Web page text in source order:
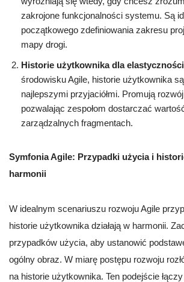
zakrojone funkcjonalności systemu. Są
początkowego zdefiniowania zakresu
mapy drogi.
Historie użytkownika dla
środowisku Agile, historie użytkownika
najlepszymi przyjaciółmi. Promują
pozwalając zespołom dostarczać
zarządzalnych fragmentach.
Symfonia Agile: Przypadki użycia i
harmonii
W idealnym scenariuszu rozwoju Agile
historie użytkownika działają w harmonii.
przypadków użycia, aby ustanowić
ogólny obraz. W miarę postępu rozwoju
na historie użytkownika. Ten podejście